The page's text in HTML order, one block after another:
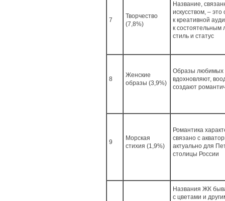
7
Творчество
(7,8%)
Название,
искусством, –
к креативной
к
стиль и статус
8
Женские
образы (3,9%)
Образы
вдохновляют,
создают
9
Морская
стихия (1,9%)
Романтика
связано с
актуально для
столицы России
Названия ЖК
с цветами и